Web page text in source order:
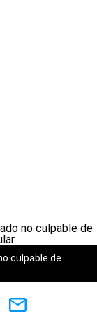
culpable de